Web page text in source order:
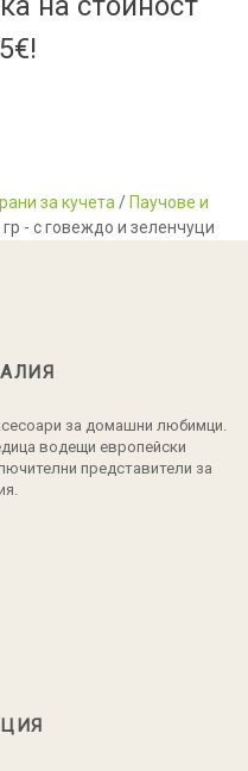
за кучета/ Паучове и
- с говеждо и зеленчуци
за домашни любимци.
водещи европейски
представители за